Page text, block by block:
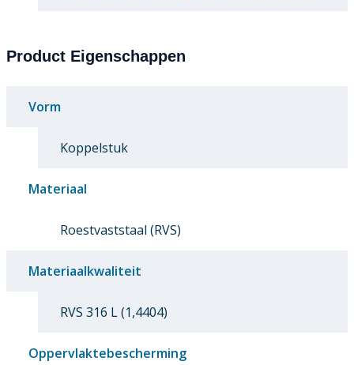
Product Eigenschappen
Vorm
Koppelstuk
Materiaal
Roestvaststaal (RVS)
Materiaalkwaliteit
RVS 316 L (1,4404)
Oppervlaktebescherming